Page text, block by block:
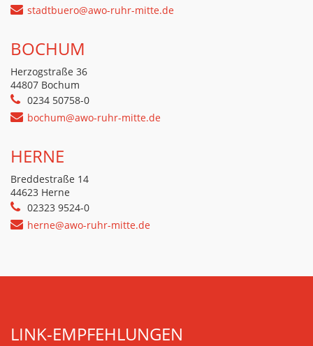
stadtbuero@awo-ruhr-mitte.de
BOCHUM
Herzogstraße 36
44807 Bochum
0234 50758-0
bochum@awo-ruhr-mitte.de
HERNE
Breddestraße 14
44623 Herne
02323 9524-0
herne@awo-ruhr-mitte.de
LINK-EMPFEHLUNGEN